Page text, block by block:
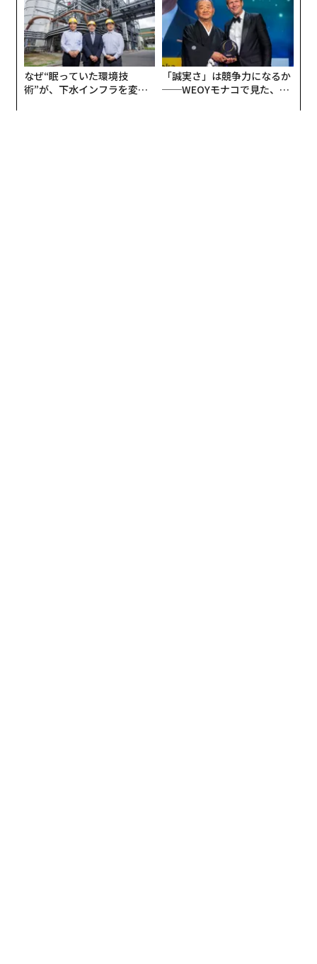
なぜ“眠っていた環境技
術”が、下水インフラを変え
「誠実さ」は競争力になるか
──WEOYモナコで見た、く